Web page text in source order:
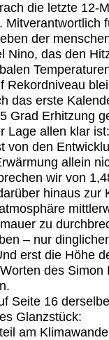
die letzte 12-
. Mitverantwortlich
der
Nino, das den
Rekordniveau
das erste
Grad Erhitzung
Lage allen klar ist:
von den
allein
wir von
hinaus zur
zu
– nur
erst die Höhe
des
Seite 16
Glanzstück:
am